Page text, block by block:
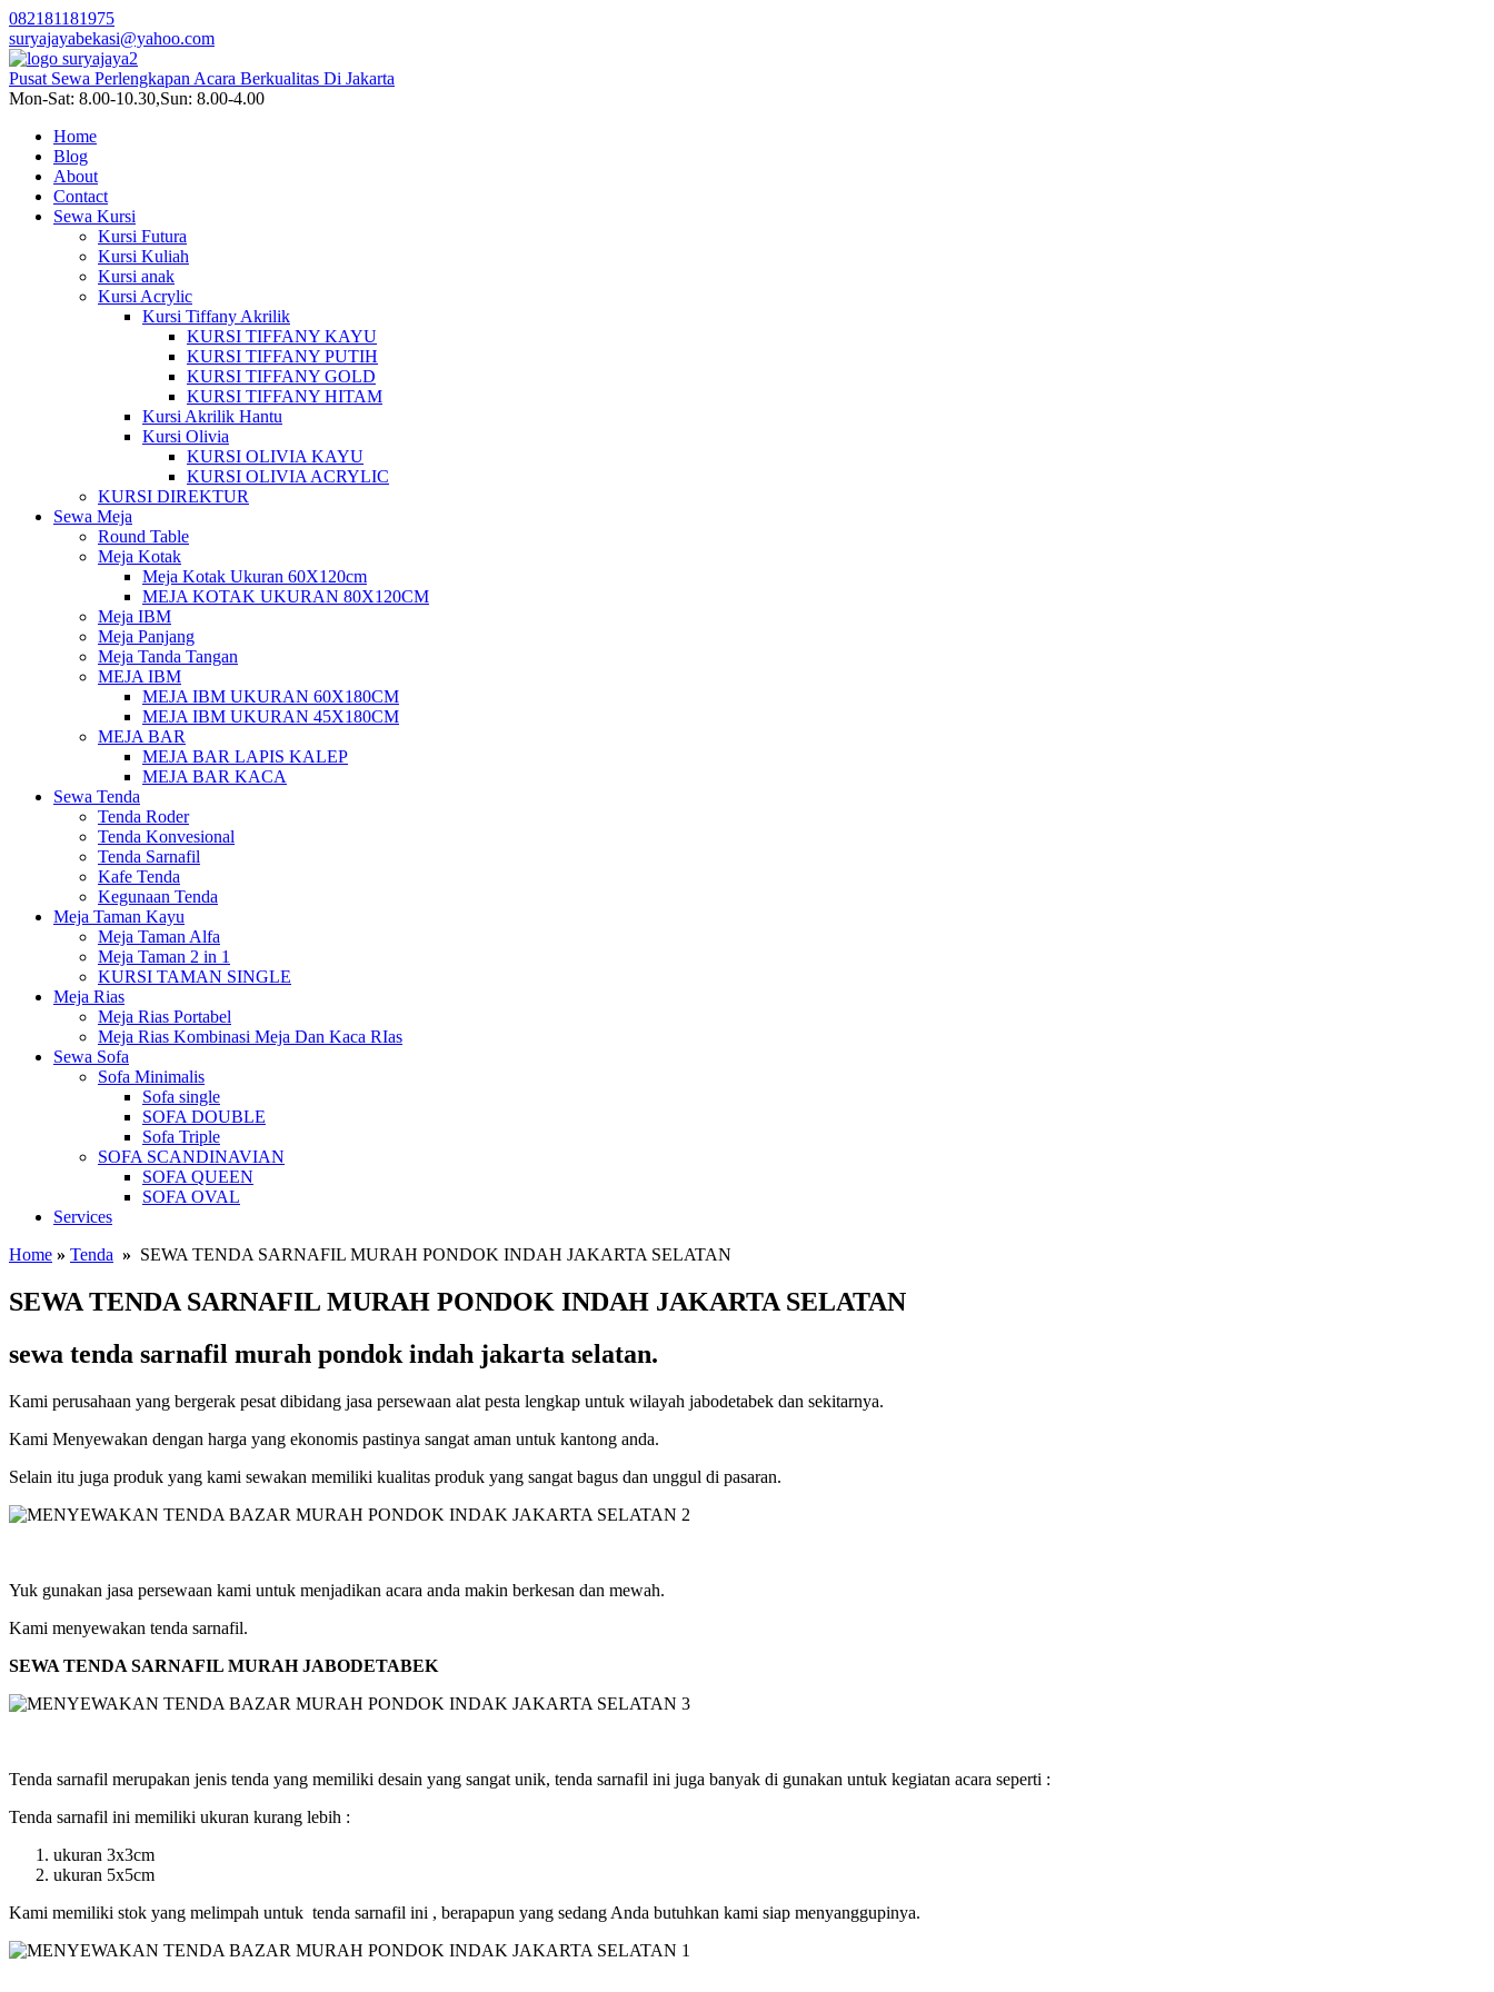
082181181975
suryajayabekasi@yahoo.com
Pusat Sewa Perlengkapan Acara Berkualitas Di Jakarta
Mon-Sat: 8.00-10.30,Sun: 8.00-4.00
Home
Blog
About
Contact
Sewa Kursi
Kursi Futura
Kursi Kuliah
Kursi anak
Kursi Acrylic
Kursi Tiffany Akrilik
KURSI TIFFANY KAYU
KURSI TIFFANY PUTIH
KURSI TIFFANY GOLD
KURSI TIFFANY HITAM
Kursi Akrilik Hantu
Kursi Olivia
KURSI OLIVIA KAYU
KURSI OLIVIA ACRYLIC
KURSI DIREKTUR
Sewa Meja
Round Table
Meja Kotak
Meja Kotak Ukuran 60X120cm
MEJA KOTAK UKURAN 80X120CM
Meja IBM
Meja Panjang
Meja Tanda Tangan
MEJA IBM
MEJA IBM UKURAN 60X180CM
MEJA IBM UKURAN 45X180CM
MEJA BAR
MEJA BAR LAPIS KALEP
MEJA BAR KACA
Sewa Tenda
Tenda Roder
Tenda Konvesional
Tenda Sarnafil
Kafe Tenda
Kegunaan Tenda
Meja Taman Kayu
Meja Taman Alfa
Meja Taman 2 in 1
KURSI TAMAN SINGLE
Meja Rias
Meja Rias Portabel
Meja Rias Kombinasi Meja Dan Kaca RIas
Sewa Sofa
Sofa Minimalis
Sofa single
SOFA DOUBLE
Sofa Triple
SOFA SCANDINAVIAN
SOFA QUEEN
SOFA OVAL
Services
Home » Tenda » SEWA TENDA SARNAFIL MURAH PONDOK INDAH JAKARTA SELATAN
SEWA TENDA SARNAFIL MURAH PONDOK INDAH JAKARTA SELATAN
sewa tenda sarnafil murah pondok indah jakarta selatan.
Kami perusahaan yang bergerak pesat dibidang jasa persewaan alat pesta lengkap untuk wilayah jabodetabek dan sekitarnya.
Kami Menyewakan dengan harga yang ekonomis pastinya sangat aman untuk kantong anda.
Selain itu juga produk yang kami sewakan memiliki kualitas produk yang sangat bagus dan unggul di pasaran.
Yuk gunakan jasa persewaan kami untuk menjadikan acara anda makin berkesan dan mewah.
Kami menyewakan tenda sarnafil.
SEWA TENDA SARNAFIL MURAH JABODETABEK
Tenda sarnafil merupakan jenis tenda yang memiliki desain yang sangat unik, tenda sarnafil ini juga banyak di gunakan untuk kegiatan acara seperti :
Tenda sarnafil ini memiliki ukuran kurang lebih :
ukuran 3x3cm
ukuran 5x5cm
Kami memiliki stok yang melimpah untuk tenda sarnafil ini , berapapun yang sedang Anda butuhkan kami siap menyanggupinya.